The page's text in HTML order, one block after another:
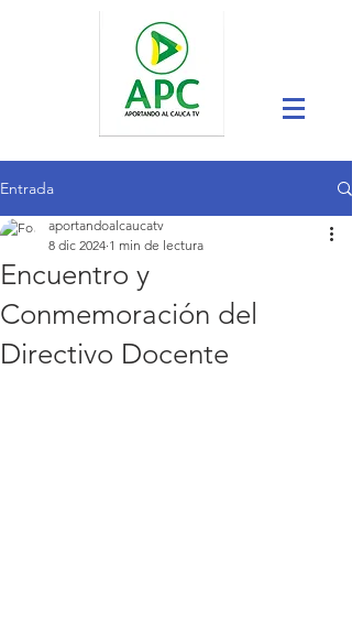
Entrada
Encuentro y
Conmemoración del
Directivo Docente
aportandoalcaucatv
8 dic 2024 1 min de lectura